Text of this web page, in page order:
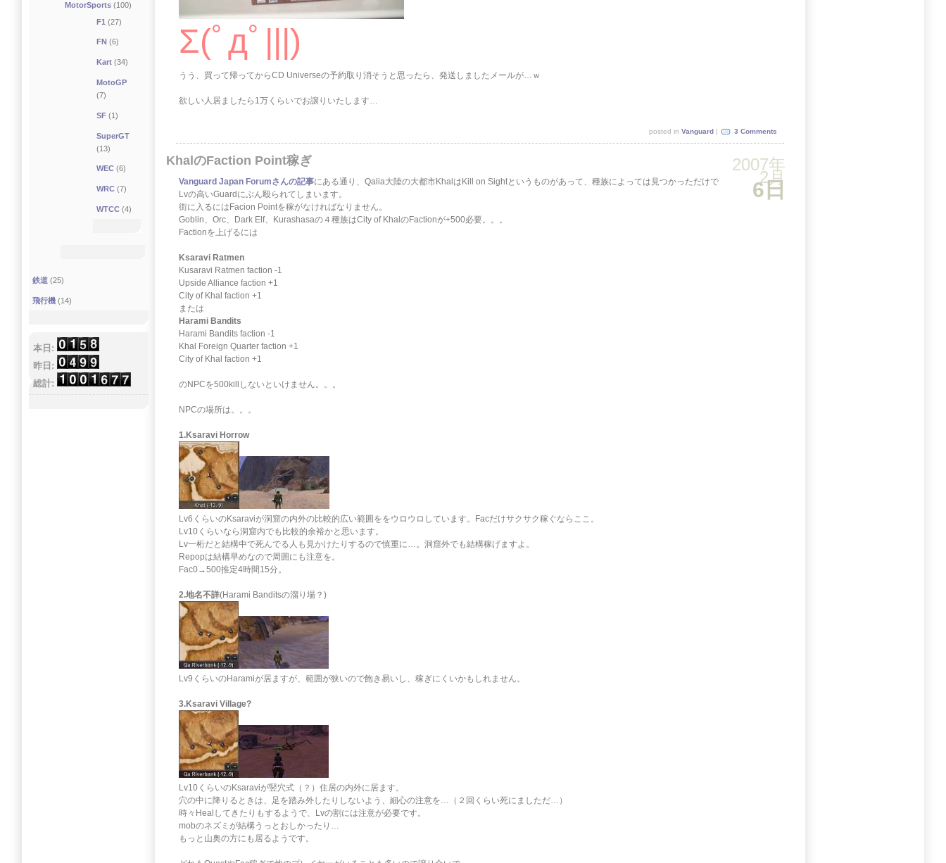
Σ(ﾟдﾟ|||)
うう、買って帰ってからCD Universeの予約取り消そうと思ったら、発送しましたメールが…ｗ
欲しい人居ましたら1万くらいでお譲りいたします…
posted inVanguard | 3 Comments
2007年
2月
6日
KhalのFaction Point稼ぎ
Vanguard Japan Forumさんの記事にある通り、Qalia大陸の大都市KhalはKill on Sightというものがあって、種族によっては見つかっただけで
Lvの高いGuardにぶん殴られてしまいます。
街に入るにはFacion Pointを稼がなければなりません。
Goblin、Orc、Dark Elf、Kurashasaの４種族はCity of KhalのFactionが+500必要。。。
Factionを上げるには
Ksaravi Ratmen
Kusaravi Ratmen faction -1
Upside Alliance faction +1
City of Khal faction +1
または
Harami Bandits
Harami Bandits faction -1
Khal Foreign Quarter faction +1
City of Khal faction +1
のNPCを500killしないといけません。。。
NPCの場所は。。。
1.Ksaravi Horrow
Lv6くらいのKsaraviが洞窟の内外の比較的広い範囲ををウロウロしています。Facだけサクサク稼ぐならここ。
Lv10くらいなら洞窟内でも比較的余裕かと思います。
Lv一桁だと結構中で死んでる人も見かけたりするので慎重に…。洞窟外でも結構稼げますよ。
Repopは結構早めなので周囲にも注意を。
Fac0→500推定4時間15分。
2.地名不詳(Harami Banditsの溜り場？)
Lv9くらいのHaramiが居ますが、範囲が狭いので飽き易いし、稼ぎにくいかもしれません。
3.Ksaravi Village?
Lv10くらいのKsaraviが竪穴式（？）住居の内外に居ます。
穴の中に降りるときは、足を踏み外したりしないよう、細心の注意を…（２回くらい死にましただ…）
時々Healしてきたりもするようで、Lvの割には注意が必要です。
mobのネズミが結構うっとおしかったり…
もっと山奥の方にも居るようです。
MotorSports(100)
F1 (27)
FN (6)
Kart (34)
MotoGP
(7)
SF (1)
SuperGT
(13)
WEC (6)
WRC (7)
WTCC (4)
鉄道 (25)
飛行機 (14)
本日:
昨日:
総計: